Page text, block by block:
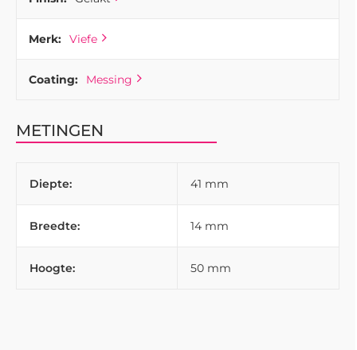
Merk: Viefe
Coating: Messing
METINGEN
Diepte: 41 mm
Breedte: 14 mm
Hoogte: 50 mm